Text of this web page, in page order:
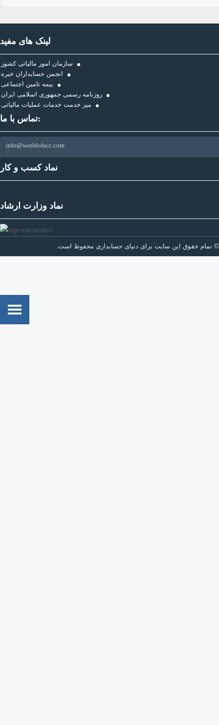
لینک های مفید
سازمان امور مالیاتی کشور
انجمن حسابداران خبره
بیمه تامین اجتماعی
روزنامه رسمی جمهوری اسلامی ایران
میز خدمت خدمات عملیات مالیاتی
تماس با ما:
info@worldofacc.com
نماد کسب و کار
نماد وزارت ارشاد
© تمام حقوق این سایت برای دنیای حسابداری محفوظ است.